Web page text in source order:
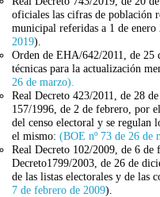
oficiales las cifras de población
municipal referidas a 1 de enero
2019).
Orden de EHA/642/2011, de 25
técnicas para la actualización
26 de marzo).
Real Decreto 423/2011, de 28
157/1996, de 2 de febrero, por
del censo electoral y se regulan
el mismo: (BOE nº 73 de 26 de
Real Decreto 102/2009, de 6
Decreto1799/2003, de 26 de
de las listas electorales y de las
7 de febrero de 2009).